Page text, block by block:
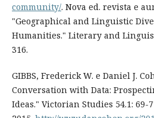
community/. Nova ed. revista e
"Geographical and Linguistic
Humanities." Literary and
316.
GIBBS, Frederick W. e Daniel J.
Conversation with Data:
Ideas." Victorian Studies 54.1: 69-